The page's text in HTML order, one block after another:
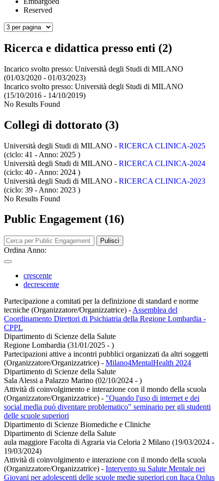
Reserved
Ricerca e didattica presso enti (2)
Incarico svolto presso: Università degli Studi di MILANO
(01/03/2020 - 01/03/2023)
Incarico svolto presso: Università degli Studi di MILANO
(15/10/2016 - 14/10/2019)
No Results Found
Collegi di dottorato (3)
Università degli Studi di MILANO - RICERCA CLINICA-2025
(ciclo: 41 - Anno: 2025 )
Università degli Studi di MILANO - RICERCA CLINICA-2024
(ciclo: 40 - Anno: 2024 )
Università degli Studi di MILANO - RICERCA CLINICA-2023
(ciclo: 39 - Anno: 2023 )
No Results Found
Public Engagement (16)
Pulisci
Ordina Anno:
crescente
decrescente
Partecipazione a comitati per la definizione di standard e norme
tecniche (Organizzatore/Organizzatrice) - Assemblea del
Coordinamento Direttori di Psichiatria della Regione Lombardia -
CPPL
Dipartimento di Scienze della Salute
Regione Lombardia (31/01/2025 - )
Partecipazioni attive a incontri pubblici organizzati da altri soggetti
(Organizzatore/Organizzatrice) - Milano4MentalHealth 2024
Dipartimento di Scienze della Salute
Sala Alessi a Palazzo Marino (02/10/2024 - )
Attività di coinvolgimento e interazione con il mondo della scuola
(Organizzatore/Organizzatrice) - "Quando l'uso di internet e dei
social media può diventare problematico" seminario per gli studenti
delle scuole superiori
Dipartimento di Scienze Biomediche e Cliniche
Dipartimento di Scienze della Salute
aula maggiore Facolta di Agraria via Celoria 2 Milano (19/03/2024 -
19/03/2024)
Attività di coinvolgimento e interazione con il mondo della scuola
(Organizzatore/Organizzatrice) - Intervento su Salute Mentale nei
Giovani per adolescenti delle scuole medie superiori con Itaca Onlus